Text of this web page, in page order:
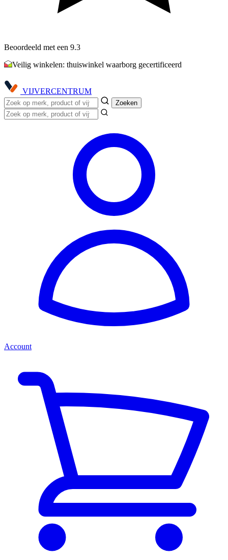
Beoordeeld met een 9.3
Veilig winkelen: thuiswinkel waarborg gecertificeerd
VIJVERCENTRUM
Zoeken
Account